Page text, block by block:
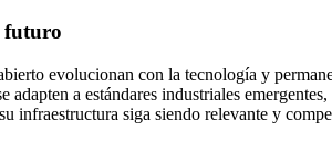
futuro
evolucionan con la tecnología y
adapten a estándares industriales
infraestructura siga siendo relevante y